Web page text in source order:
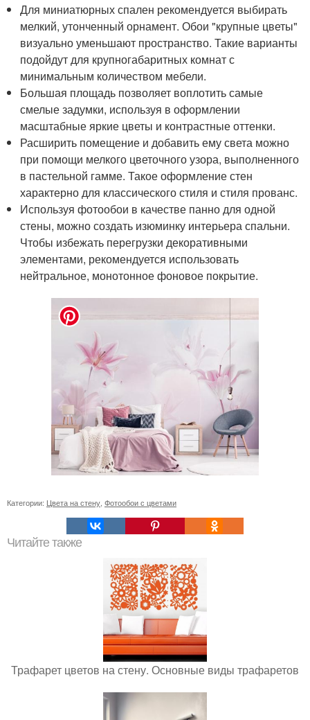
Для миниатюрных спален рекомендуется выбирать
мелкий, утонченный орнамент. Обои "крупные цветы"
визуально уменьшают пространство. Такие варианты
подойдут для крупногабаритных комнат с
минимальным количеством мебели.
Большая площадь позволяет воплотить самые
смелые задумки, используя в оформлении
масштабные яркие цветы и контрастные оттенки.
Расширить помещение и добавить ему света можно
при помощи мелкого цветочного узора, выполненного
в пастельной гамме. Такое оформление стен
характерно для классического стиля и стиля прованс.
Используя фотообои в качестве панно для одной
стены, можно создать изюминку интерьера спальни.
Чтобы избежать перегрузки декоративными
элементами, рекомендуется использовать
нейтральное, монотонное фоновое покрытие.
Категории: Цвета на стену Фотообои с цветами
Читайте также
Трафарет цветов на стену. Основные виды трафаретов